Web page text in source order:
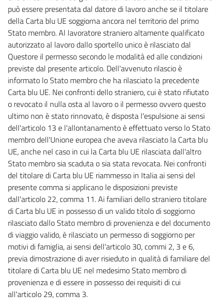
può essere presentata dal datore di lavoro anche se il titolare
della Carta blu UE soggiorna ancora nel territorio del primo
Stato membro. Al lavoratore straniero altamente qualificato
autorizzato al lavoro dallo sportello unico è rilasciato dal
Questore il permesso secondo le modalità ed alle condizioni
previste dal presente articolo. Dell'avvenuto rilascio è
informato lo Stato membro che ha rilasciato la precedente
Carta blu UE. Nei confronti dello straniero, cui è stato rifiutato
o revocato il nulla osta al lavoro o il permesso ovvero questo
ultimo non è stato rinnovato, è disposta l'espulsione ai sensi
dell'articolo 13 e l'allontanamento è effettuato verso lo Stato
membro dell'Unione europea che aveva rilasciato la Carta blu
UE, anche nel caso in cui la Carta blu UE rilasciata dall'altro
Stato membro sia scaduta o sia stata revocata. Nei confronti
del titolare di Carta blu UE riammesso in Italia ai sensi del
presente comma si applicano le disposizioni previste
dall'articolo 22, comma 11. Ai familiari dello straniero titolare
di Carta blu UE in possesso di un valido titolo di soggiorno
rilasciato dallo Stato membro di provenienza e del documento
di viaggio valido, è rilasciato un permesso di soggiorno per
motivi di famiglia, ai sensi dell'articolo 30, commi 2, 3 e 6,
previa dimostrazione di aver risieduto in qualità di familiare del
titolare di Carta blu UE nel medesimo Stato membro di
provenienza e di essere in possesso dei requisiti di cui
all'articolo 29, comma 3.